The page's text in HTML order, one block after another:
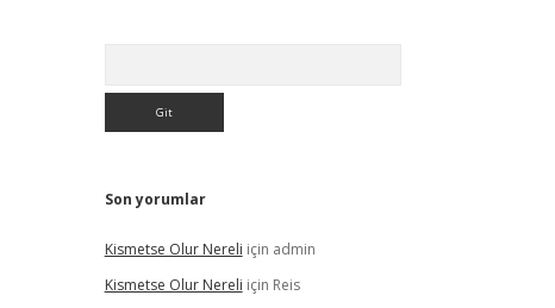
Son yorumlar
Kismetse Olur Nereli için admin
Kismetse Olur Nereli için Reis